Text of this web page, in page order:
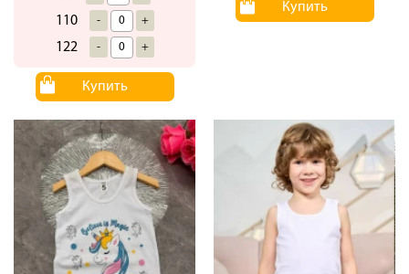
110 - +
122 - +
Купить
Купить